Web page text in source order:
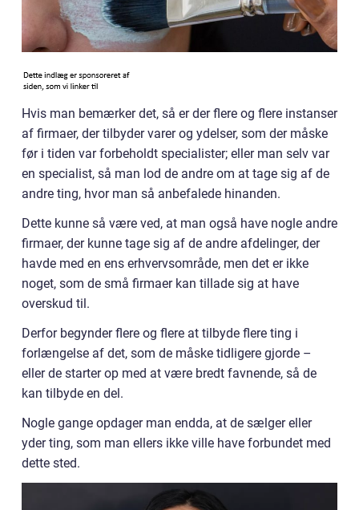
Hvis man bemærker det, så er der flere og flere instanser
af firmaer, der tilbyder varer og ydelser, som der måske
før i tiden var forbeholdt specialister; eller man selv var
en specialist, så man lod de andre om at tage sig af de
andre ting, hvor man så anbefalede hinanden.
Dette kunne så være ved, at man også have nogle andre
firmaer, der kunne tage sig af de andre afdelinger, der
havde med en ens erhvervsområde, men det er ikke
noget, som de små firmaer kan tillade sig at have
overskud til.
Derfor begynder flere og flere at tilbyde flere ting i
forlængelse af det, som de måske tidligere gjorde –
eller de starter op med at være bredt favnende, så de
kan tilbyde en del.
Nogle gange opdager man endda, at de sælger eller
yder ting, som man ellers ikke ville have forbundet med
dette sted.